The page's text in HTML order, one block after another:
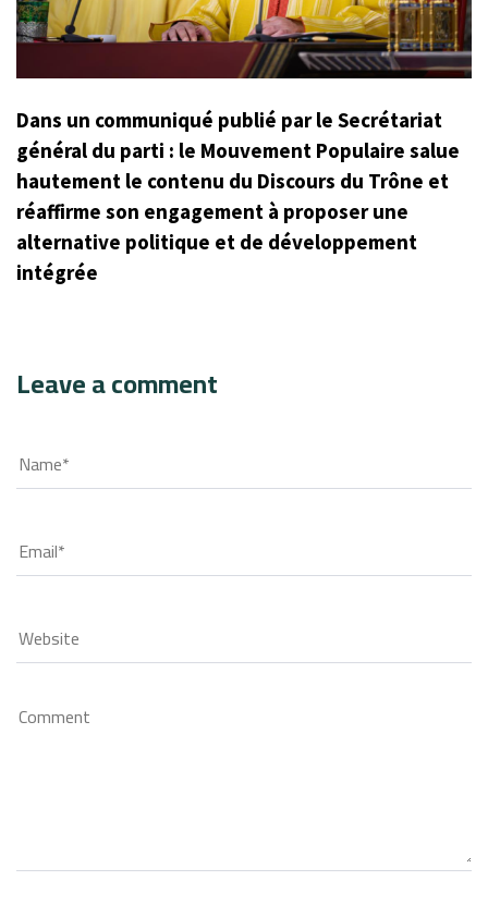
Dans un communiqué publié par le Secrétariat
général du parti : le Mouvement Populaire salue
hautement le contenu du Discours du Trône et
réaffirme son engagement à proposer une
alternative politique et de développement
intégrée
Leave a comment